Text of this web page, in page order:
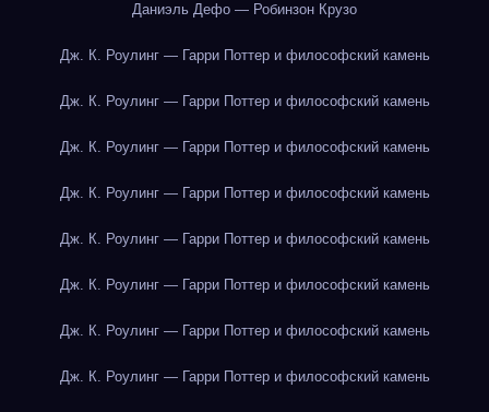
Даниэль Дефо — Робинзон Крузо
Дж. К. Роулинг — Гарри Поттер и философский камень
Дж. К. Роулинг — Гарри Поттер и философский камень
Дж. К. Роулинг — Гарри Поттер и философский камень
Дж. К. Роулинг — Гарри Поттер и философский камень
Дж. К. Роулинг — Гарри Поттер и философский камень
Дж. К. Роулинг — Гарри Поттер и философский камень
Дж. К. Роулинг — Гарри Поттер и философский камень
Дж. К. Роулинг — Гарри Поттер и философский камень